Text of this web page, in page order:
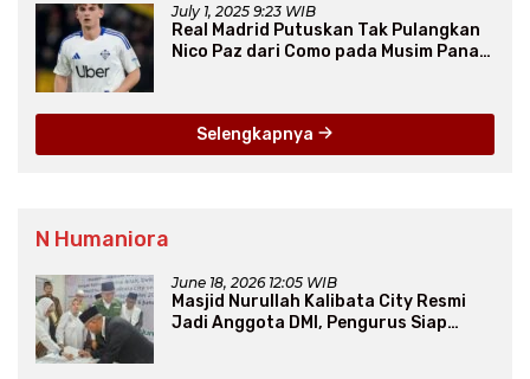
July 1, 2025 9:23 WIB
Real Madrid Putuskan Tak Pulangkan
Nico Paz dari Como pada Musim Panas
Selengkapnya
N Humaniora
June 18, 2026 12:05 WIB
Masjid Nurullah Kalibata City Resmi
Jadi Anggota DMI, Pengurus Siap